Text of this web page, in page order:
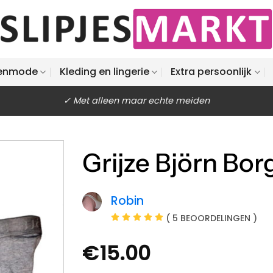
Kleding en lingerie Extra persoonlijk
✓ Met alleen maar echte meiden
Grijze Björn
Robin
( 5 BEOORDELINGEN )
€15.00